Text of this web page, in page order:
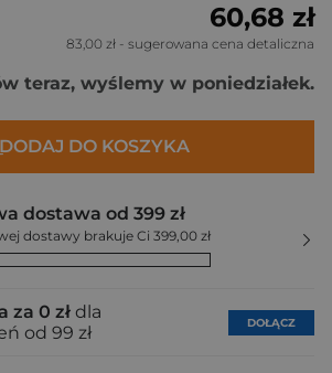
60,68 zł
83,00 zł - sugerowana cena detaliczna
teraz, wyślemy w poniedziałek.
DO KOSZYKA
dostawa od 399 zł
dostawy brakuje Ci 399,00 zł
za 0 zł dla
od 99 zł
DOŁĄCZ